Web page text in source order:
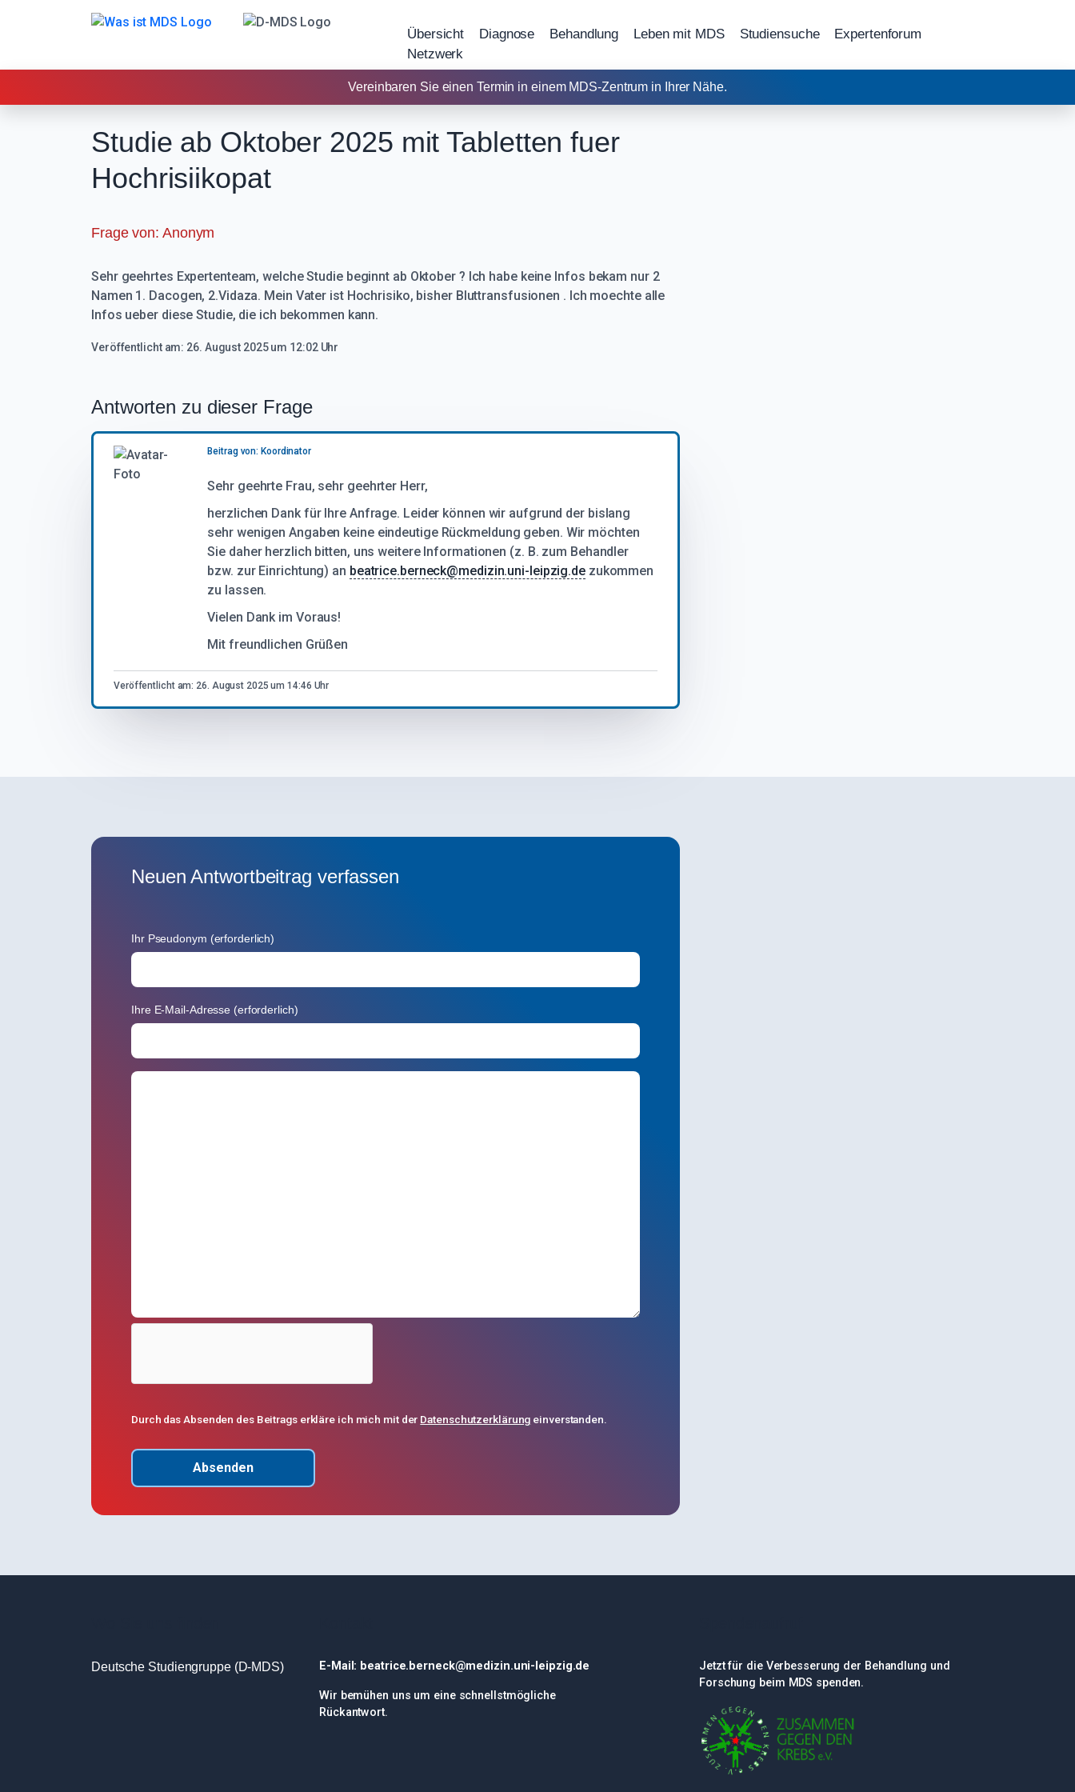
Übersicht Diagnose Behandlung Leben mit MDS Studiensuche
Expertenforum
Netzwerk
Vereinbaren Sie einen Termin in einem MDS-Zentrum in Ihrer Nähe.
Übersicht
Diagnose
Behandlung
Leben mit MDS
Studiensuche
Netzwerk
MDS Zentrum
Studie ab Oktober 2025 mit Tabletten fuer
Hochrisiikopat
Frage von: Anonym
Sehr geehrtes Expertenteam, welche Studie beginnt ab Oktober ? Ich habe keine Infos bekam nur 2
Namen 1. Dacogen, 2.Vidaza. Mein Vater ist Hochrisiko, bisher Bluttransfusionen . Ich moechte alle
Infos ueber diese Studie, die ich bekommen kann.
Veröffentlicht am: 26. August 2025 um 12:02 Uhr
Antworten zu dieser Frage
Beitrag von: Koordinator
Sehr geehrte Frau, sehr geehrter Herr,
herzlichen Dank für Ihre Anfrage. Leider können wir aufgrund der bislang
sehr wenigen Angaben keine eindeutige Rückmeldung geben. Wir möchten
Sie daher herzlich bitten, uns weitere Informationen (z. B. zum Behandler
bzw. zur Einrichtung) an beatrice.berneck@medizin.uni-leipzig.dezukommen
zu lassen.
Vielen Dank im Voraus!
Mit freundlichen Grüßen
Veröffentlicht am: 26. August 2025 um 14:46 Uhr
Neuen Antwortbeitrag verfassen
Ihr Pseudonym (erforderlich)
Ihre E-Mail-Adresse (erforderlich)
Durch das Absenden des Beitrags erkläre ich mich mit der Datenschutzerklärung einverstanden.
Absenden
Deutsche Studiengruppe (D-MDS) E-Mail: beatrice.berneck@medizin.uni-leipzig.de
Wir bemühen uns um eine schnellstmögliche
Rückantwort.
Jetzt für die Verbesserung der Behandlung und
Forschung beim MDS spenden.